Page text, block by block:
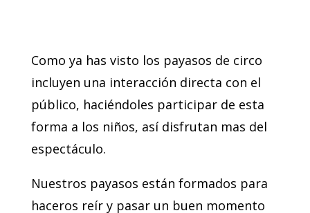
Como ya has visto los payasos de circo
incluyen una interacción directa con el
público, haciéndoles participar de esta
forma a los niños, así disfrutan mas del
espectáculo.
Nuestros payasos están formados para
haceros reír y pasar un buen momento